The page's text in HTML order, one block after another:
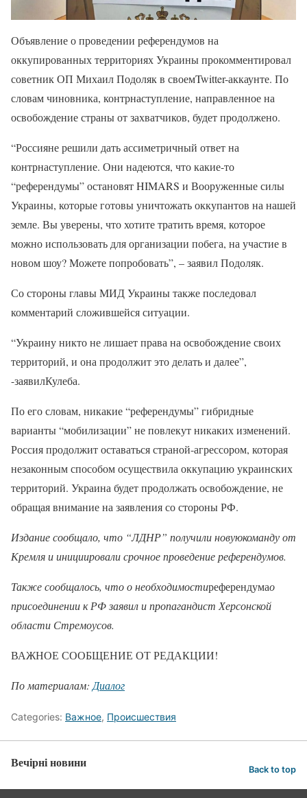
Объявление о проведении референдумов на
оккупированных территориях Украины прокомментировал
советник ОП Михаил Подоляк в своемTwitter-аккаунте. По
словам чиновника, контрнаступление, направленное на
освобождение страны от захватчиков, будет продолжено.
“Россияне решили дать ассиметричный ответ на
контрнаступление. Они надеются, что какие-то
“референдумы” остановят HIMARS и Вооруженные силы
Украины, которые готовы уничтожать оккупантов на нашей
земле. Вы уверены, что хотите тратить время, которое
можно использовать для организации побега, на участие в
новом шоу? Можете попробовать”, – заявил Подоляк.
Со стороны главы МИД Украины также последовал
комментарий сложившейся ситуации.
“Украину никто не лишает права на освобождение своих
территорий, и она продолжит это делать и далее”,
-заявилКулеба.
По его словам, никакие “референдумы” гибридные
варианты “мобилизации” не повлекут никаких изменений.
Россия продолжит оставаться страной-агрессором, которая
незаконным способом осуществила оккупацию украинских
территорий. Украина будет продолжать освобождение, не
обращая внимание на заявления со стороны РФ.
Издание сообщало, что “ЛДНР” получили новуюкоманду от
Кремля и инициировали срочное проведение референдумов.
Также сообщалось, что о необходимостиреферендумао
присоединении к РФ заявил и пропагандист Херсонской
области Стремоусов.
ВАЖНОЕ СООБЩЕНИЕ ОТ РЕДАКЦИИ!
По материалам:Диалог
Categories: Важное, Происшествия
Вечірні новини Back to top